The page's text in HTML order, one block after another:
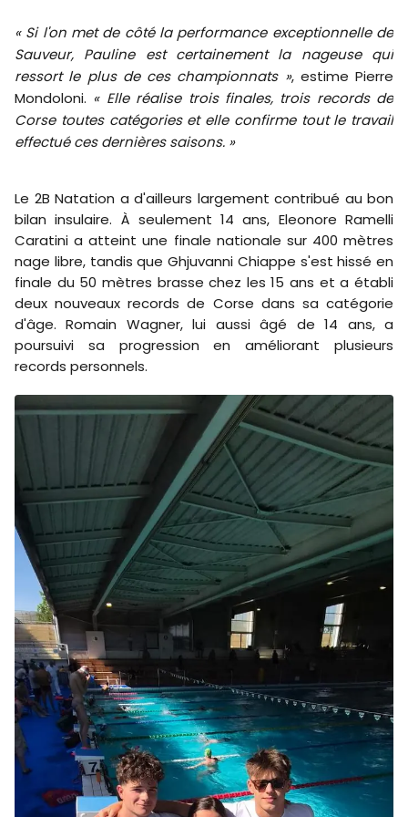
« Si l'on met de côté la performance exceptionnelle de
Sauveur, Pauline est certainement la nageuse qui
ressort le plus de ces championnats », estime Pierre
Mondoloni. « Elle réalise trois finales, trois records de
Corse toutes catégories et elle confirme tout le travail
effectué ces dernières saisons. »
Le 2B Natation a d'ailleurs largement contribué au bon
bilan insulaire. À seulement 14 ans, Eleonore Ramelli
Caratini a atteint une finale nationale sur 400 mètres
nage libre, tandis que Ghjuvanni Chiappe s'est hissé en
finale du 50 mètres brasse chez les 15 ans et a établi
deux nouveaux records de Corse dans sa catégorie
d'âge. Romain Wagner, lui aussi âgé de 14 ans, a
poursuivi sa progression en améliorant plusieurs
records personnels.